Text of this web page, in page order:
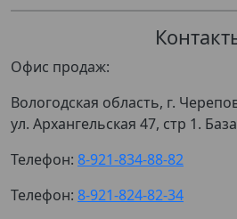
Офис продаж:
Вологодская область, г.
ул. Архангельская 47, стр 1.
Телефон: 8-921-834-88-82
Телефон: 8-921-824-82-34